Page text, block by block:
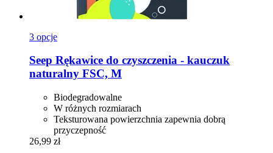
3 opcje
Seep Rękawice do czyszczenia -​ kauczuk
naturalny FSC, M
Biodegradowalne
W różnych rozmiarach
Teksturowana powierzchnia zapewnia dobrą
przyczepność
26,99 zł